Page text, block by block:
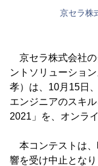
京セラ株
京セラ株式会社の
ントソリューショ
孝）は、10月15日
エンジニアのスキ
2021」を、オンラ
本コンテストは、
響を受け中止とな